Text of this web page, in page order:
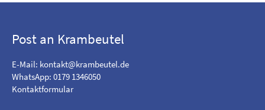
Post an Krambeutel
E-Mail: kontakt@krambeutel.de
WhatsApp: 0179 1346050
Kontaktformular